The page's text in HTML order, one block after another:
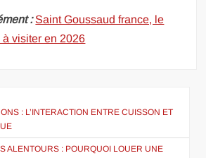
: Saint Goussaud france, le
visiter en 2026
: L’INTERACTION ENTRE CUISSON ET
ALENTOURS : POURQUOI LOUER UNE